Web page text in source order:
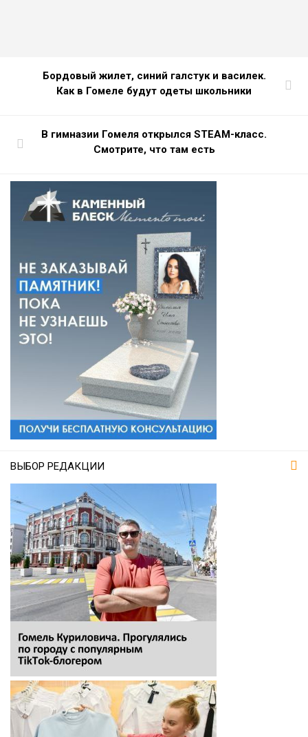
Бордовый жилет, синий галстук и василек.
Как в Гомеле будут одеты школьники
В гимназии Гомеля открылся STEAM-класс.
Смотрите, что там есть
ВЫБОР РЕДАКЦИИ